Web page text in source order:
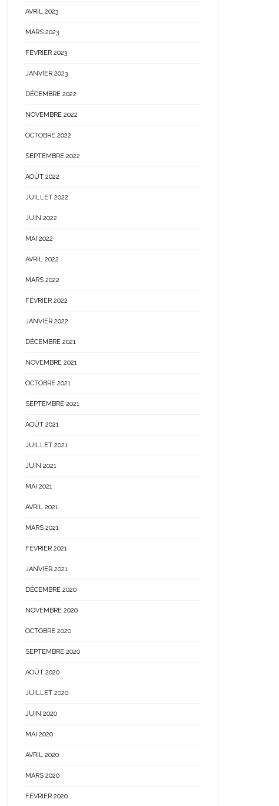
AVRIL 2023
MARS 2023
FÉVRIER 2023
JANVIER 2023
DÉCEMBRE 2022
NOVEMBRE 2022
OCTOBRE 2022
SEPTEMBRE 2022
AOÛT 2022
JUILLET 2022
JUIN 2022
MAI 2022
AVRIL 2022
MARS 2022
FÉVRIER 2022
JANVIER 2022
DÉCEMBRE 2021
NOVEMBRE 2021
OCTOBRE 2021
SEPTEMBRE 2021
AOÛT 2021
JUILLET 2021
JUIN 2021
MAI 2021
AVRIL 2021
MARS 2021
FÉVRIER 2021
JANVIER 2021
DÉCEMBRE 2020
NOVEMBRE 2020
OCTOBRE 2020
SEPTEMBRE 2020
AOÛT 2020
JUILLET 2020
JUIN 2020
MAI 2020
AVRIL 2020
MARS 2020
FÉVRIER 2020